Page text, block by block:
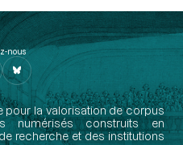
nous
pour la valorisation de corpus
numérisés construits en
recherche et des institutions